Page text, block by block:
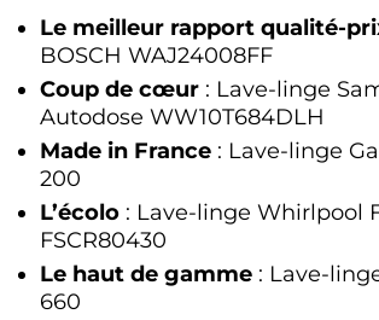
Le meilleur rapport qualité-
BOSCH WAJ24008FF
Coup de cœur : Lave-linge
Autodose WW10T684DLH
Made in France : Lave-linge
200
L’écolo : Lave-linge Whirlpool
FSCR80430
Le haut de gamme : Lave-
660